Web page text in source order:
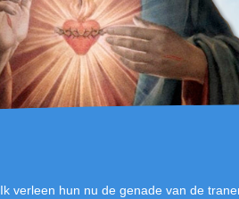
Ik verleen hun nu de genade van de